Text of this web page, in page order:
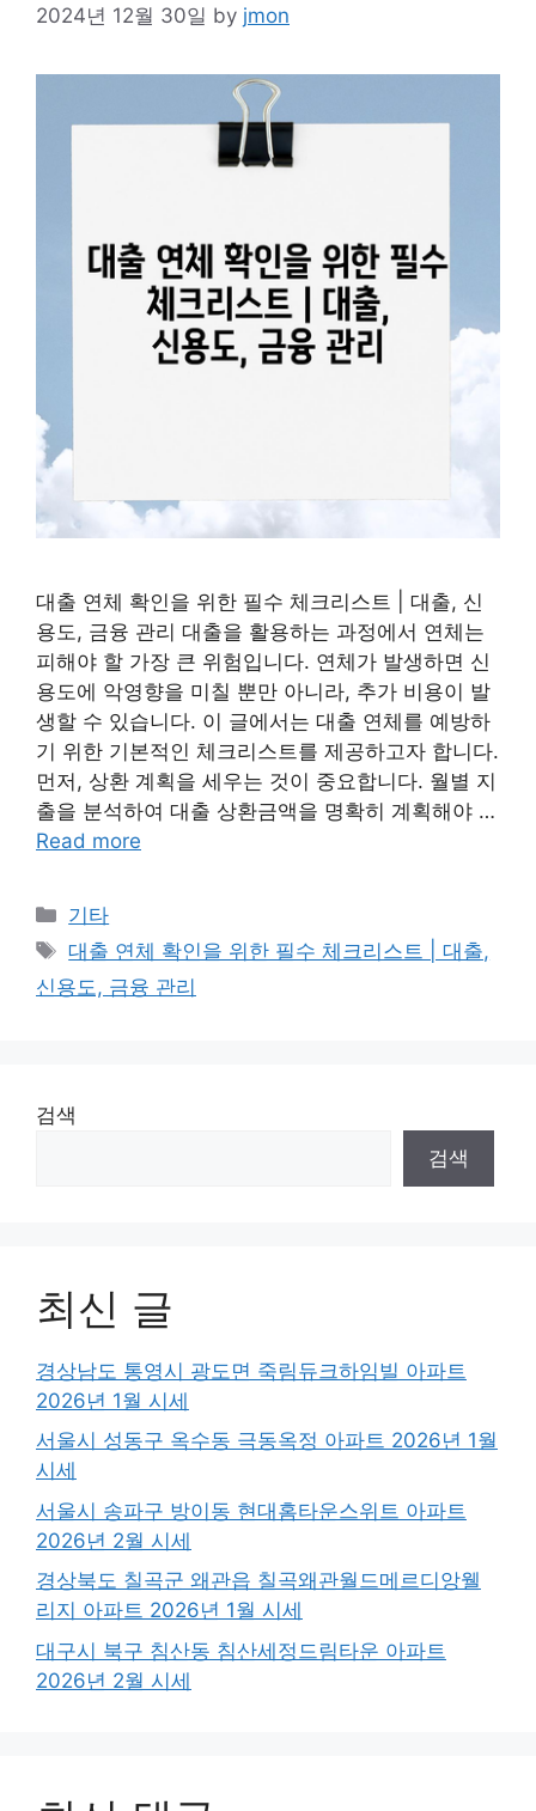
2024년 12월 30일 by jmon
대출 연체 확인을 위한 필수 체크리스트 | 대출, 신
용도, 금융 관리 대출을 활용하는 과정에서 연체는
피해야 할 가장 큰 위험입니다. 연체가 발생하면 신
용도에 악영향을 미칠 뿐만 아니라, 추가 비용이 발
생할 수 있습니다. 이 글에서는 대출 연체를 예방하
기 위한 기본적인 체크리스트를 제공하고자 합니다.
먼저, 상환 계획을 세우는 것이 중요합니다. 월별 지
출을 분석하여 대출 상환금액을 명확히 계획해야 …
Read more
Categories
기타
Tags
대출 연체 확인을 위한 필수 체크리스트 | 대출,
신용도, 금융 관리
검색
검색
최신 글
경상남도 통영시 광도면 죽림듀크하임빌 아파트
2026년 1월 시세
서울시 성동구 옥수동 극동옥정 아파트 2026년 1월
시세
서울시 송파구 방이동 현대홈타운스위트 아파트
2026년 2월 시세
경상북도 칠곡군 왜관읍 칠곡왜관월드메르디앙웰
리지 아파트 2026년 1월 시세
대구시 북구 침산동 침산세정드림타운 아파트
2026년 2월 시세